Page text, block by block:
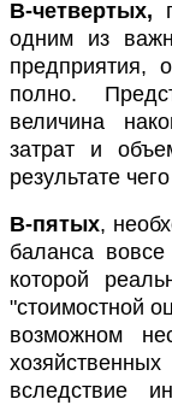
В-четвертых,
одним из
предприятия,
полно.
величина
затрат и
результате
В-пятых,
баланса
которой
"стоимостной
возможном
вследствие